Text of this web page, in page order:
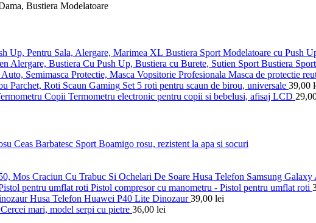
Bustiera Sport Modelatoare cu Push
Bustiera
Masca de protectie
Set 5 roti pentru scaun de birou, universale 39,00
Termometru electronic pentru copii si bebelusi, afisaj LCD
Ceas Barbatesc Sport Boamigo rosu, rezistent la apa si socuri
Husa Telefon Samsung
Pistol compresor cu manometru - Pistol pentru umflat roti
Husa Telefon Huawei P40 Lite Dinozaur 39,00 lei
Cercei mari, model serpi cu pietre 36,00 lei